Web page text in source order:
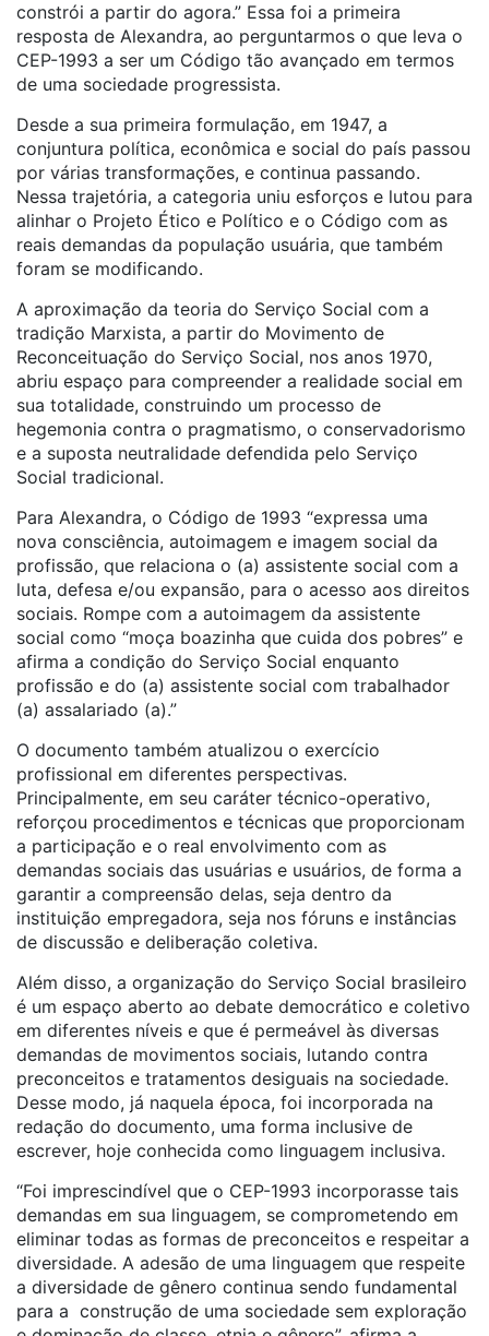
constrói a partir do agora.” Essa foi a primeira
resposta de Alexandra, ao perguntarmos o que leva o
CEP-1993 a ser um Código tão avançado em termos
de uma sociedade progressista.
Desde a sua primeira formulação, em 1947, a
conjuntura política, econômica e social do país passou
por várias transformações, e continua passando.
Nessa trajetória, a categoria uniu esforços e lutou para
alinhar o Projeto Ético e Político e o Código com as
reais demandas da população usuária, que também
foram se modificando.
A aproximação da teoria do Serviço Social com a
tradição Marxista, a partir do Movimento de
Reconceituação do Serviço Social, nos anos 1970,
abriu espaço para compreender a realidade social em
sua totalidade, construindo um processo de
hegemonia contra o pragmatismo, o conservadorismo
e a suposta neutralidade defendida pelo Serviço
Social tradicional.
Para Alexandra, o Código de 1993 “expressa uma
nova consciência, autoimagem e imagem social da
profissão, que relaciona o (a) assistente social com a
luta, defesa e/ou expansão, para o acesso aos direitos
sociais. Rompe com a autoimagem da assistente
social como “moça boazinha que cuida dos pobres” e
afirma a condição do Serviço Social enquanto
profissão e do (a) assistente social com trabalhador
(a) assalariado (a).”
O documento também atualizou o exercício
profissional em diferentes perspectivas.
Principalmente, em seu caráter técnico-operativo,
reforçou procedimentos e técnicas que proporcionam
a participação e o real envolvimento com as
demandas sociais das usuárias e usuários, de forma a
garantir a compreensão delas, seja dentro da
instituição empregadora, seja nos fóruns e instâncias
de discussão e deliberação coletiva.
Além disso, a organização do Serviço Social brasileiro
é um espaço aberto ao debate democrático e coletivo
em diferentes níveis e que é permeável às diversas
demandas de movimentos sociais, lutando contra
preconceitos e tratamentos desiguais na sociedade.
Desse modo, já naquela época, foi incorporada na
redação do documento, uma forma inclusive de
escrever, hoje conhecida como linguagem inclusiva.
“Foi imprescindível que o CEP-1993 incorporasse tais
demandas em sua linguagem, se comprometendo em
eliminar todas as formas de preconceitos e respeitar a
diversidade. A adesão de uma linguagem que respeite
a diversidade de gênero continua sendo fundamental
para a construção de uma sociedade sem exploração